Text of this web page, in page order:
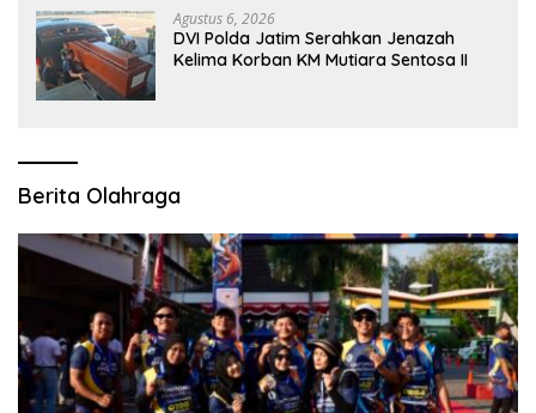
Agustus 6, 2026
DVI Polda Jatim Serahkan Jenazah
Kelima Korban KM Mutiara Sentosa II
Berita Olahraga